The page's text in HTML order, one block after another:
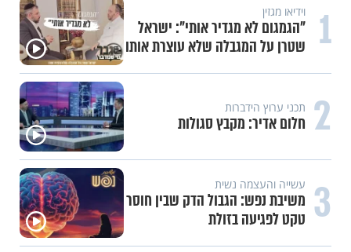
1 וידיאו מגזין
"הגמגום לא מגדיר אותי": ישראל
שטרן על המגבלה שלא עוצרת אותו
2 תכני ערוץ הידברות
חלום אדיר: מקבץ סגולות
3 עשייה והעצמה נשית
משיבת נפש: הגבול הדק שבין חוסר
טקט לפגיעה בזולת